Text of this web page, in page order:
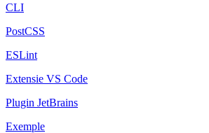
CLI
PostCSS
ESLint
Extensie VS Code
Plugin JetBrains
Exemple